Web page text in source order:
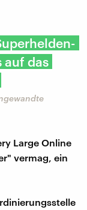
auf das
Large Online
vermag, ein